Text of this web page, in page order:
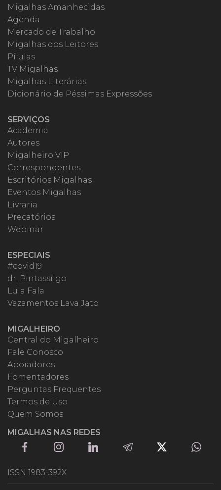
Migalhas Amanhecidas
Agenda
Mercado de Trabalho
Migalhas dos Leitores
Pílulas
TV Migalhas
Migalhas Literárias
Dicionário de Péssimas Expressões
SERVIÇOS
Academia
Autores
Migalheiro VIP
Correspondentes
Escritórios Migalhas
Eventos Migalhas
Livraria
Precatórios
Webinar
ESPECIAIS
#covid19
dr. Pintassilgo
Lula Fala
Vazamentos Lava Jato
MIGALHEIRO
Central do Migalheiro
Fale Conosco
Apoiadores
Fomentadores
Perguntas Frequentes
Termos de Uso
Quem Somos
MIGALHAS NAS REDES
ISSN 1983-392X